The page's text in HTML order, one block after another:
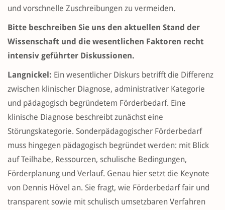
und vorschnelle Zuschreibungen zu vermeiden.
Bitte beschreiben Sie uns den aktuellen Stand der
Wissenschaft und die wesentlichen Faktoren recht
intensiv geführter Diskussionen.
Langnickel: Ein wesentlicher Diskurs betrifft die Differenz
zwischen klinischer Diagnose, administrativer Kategorie
und pädagogisch begründetem Förderbedarf. Eine
klinische Diagnose beschreibt zunächst eine
Störungskategorie. Sonderpädagogischer Förderbedarf
muss hingegen pädagogisch begründet werden: mit Blick
auf Teilhabe, Ressourcen, schulische Bedingungen,
Förderplanung und Verlauf. Genau hier setzt die Keynote
von Dennis Hövel an. Sie fragt, wie Förderbedarf fair und
transparent sowie mit schulisch umsetzbaren Verfahren